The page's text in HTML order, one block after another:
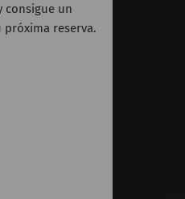
consigue un
próxima reserva.